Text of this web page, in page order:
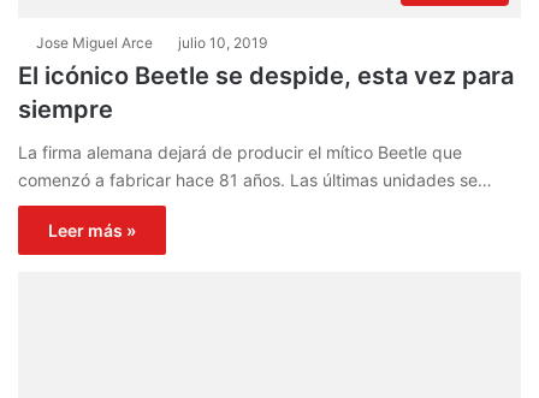
Jose Miguel Arce julio 10, 2019
El icónico Beetle se despide, esta vez para
siempre
La firma alemana dejará de producir el mítico Beetle que
comenzó a fabricar hace 81 años. Las últimas unidades se…
Leer más »